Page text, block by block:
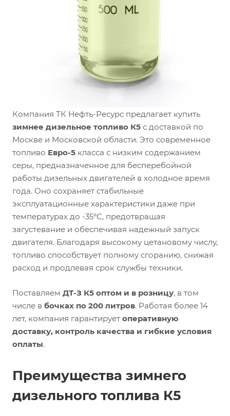
Компания ТК Нефть-Ресурс предлагает купить
зимнее дизельное топливо К5 с доставкой по
Москве и Московской области. Это современное
топливо Евро-5 класса с низким содержанием
серы, предназначенное для бесперебойной
работы дизельных двигателей в холодное время
года. Оно сохраняет стабильные
эксплуатационные характеристики даже при
температурах до -35°C, предотвращая
загустевание и обеспечивая надежный запуск
двигателя. Благодаря высокому цетановому числу,
топливо способствует полному сгоранию, снижая
расход и продлевая срок службы техники.
Поставляем ДТ-З К5 оптом и в розницу, в том
числе в бочках по 200 литров. Работая более 14
лет, компания гарантирует оперативную
доставку, контроль качества и гибкие условия
оплаты.
Преимущества зимнего
дизельного топлива К5